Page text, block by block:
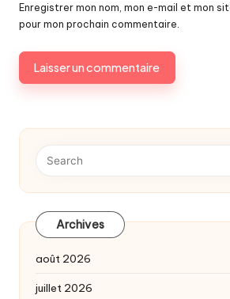
Enregistrer mon nom, mon e-mail et mon
pour mon prochain commentaire.
Archives
août 2026
juillet 2026